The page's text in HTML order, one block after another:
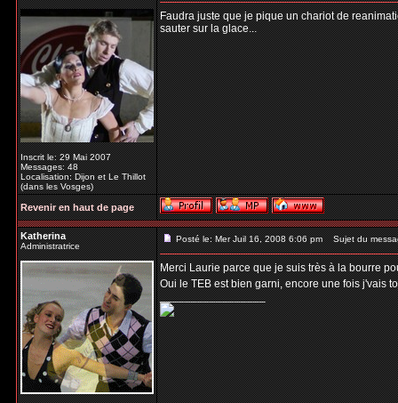
Inscrit le: 29 Mai 2007
Messages: 48
Localisation: Dijon et Le Thillot
(dans les Vosges)
Faudra juste que je pique un chariot de
sauter sur la glace...
Revenir en haut de page
Katherina
Administratrice
Posté le: Mer Juil 16, 2008 6:06 pm Sujet du
Merci Laurie parce que je suis très à la bourre
Oui le TEB est bien garni, encore une fois j'vais
_________________